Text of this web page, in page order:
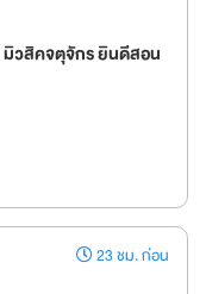
มิวสิคจตุจักร ยินดีสอน
23 ชม. ก่อน